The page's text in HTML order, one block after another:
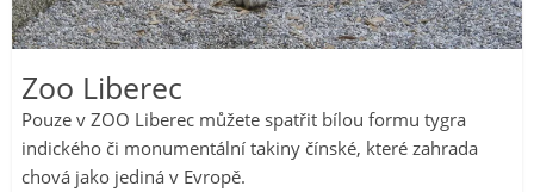
Zoo Liberec
Pouze v ZOO Liberec můžete spatřit bílou formu tygra
indického či monumentální takiny čínské, které zahrada
chová jako jediná v Evropě.